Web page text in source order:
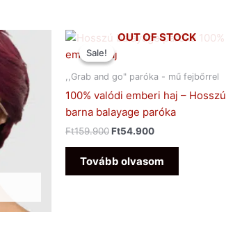
Sale!
OUT OF STOCK
Sale!
,,Grab and go" paróka - mű fejbőrrel
100% valódi emberi haj – Hosszú
barna balayage paróka
Ft159.900
Original
was:
Ft159.900.
Ft54.900
Current
price
Ft54.900.
Tovább olvasom